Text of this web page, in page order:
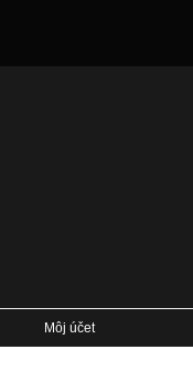
Môj účet